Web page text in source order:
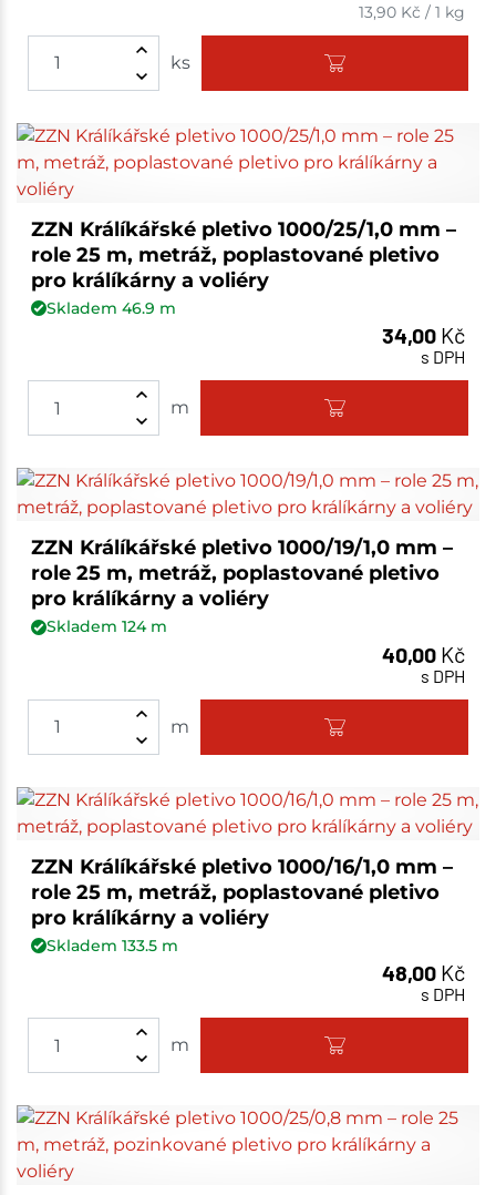
13,90 Kč /1 kg
ks
ZZN Králíkářské pletivo 1000/25/1,0 mm –
role 25 m, metráž, poplastované pletivo
pro králíkárny a voliéry
Skladem 46.9 m
34,00 Kč
s DPH
m
ZZN Králíkářské pletivo 1000/19/1,0 mm –
role 25 m, metráž, poplastované pletivo
pro králíkárny a voliéry
Skladem 124m
40,00 Kč
s DPH
m
ZZN Králíkářské pletivo 1000/16/1,0 mm –
role 25 m, metráž, poplastované pletivo
pro králíkárny a voliéry
Skladem 133.5m
48,00 Kč
s DPH
m